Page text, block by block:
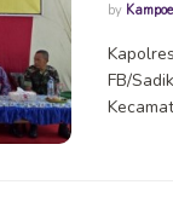
by
FB/